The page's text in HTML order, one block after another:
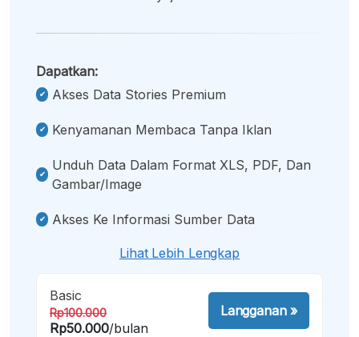
Dapatkan:
Akses Data Stories Premium
Kenyamanan Membaca Tanpa Iklan
Unduh Data Dalam Format XLS, PDF, Dan
Gambar/image
Akses Ke Informasi Sumber Data
Lihat Lebih Lengkap
Basic
Rp100.000
Rp50.000/bulan
Langganan»